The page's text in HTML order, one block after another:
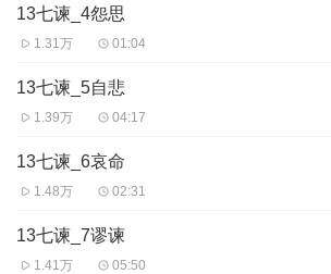
13七谏_4怨思
1.31万 01:04
13七谏_5自悲
1.39万 04:17
13七谏_6哀命
1.48万 02:31
13七谏_7谬谏
1.41万 05:50